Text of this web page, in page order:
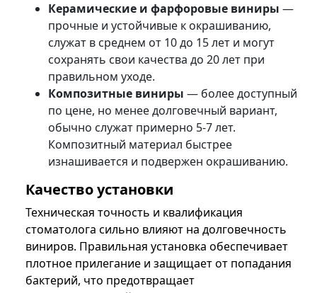
Керамические и фарфоровые виниры —
прочные и устойчивые к окрашиванию,
служат в среднем от 10 до 15 лет и могут
сохранять свои качества до 20 лет при
правильном уходе.
Композитные виниры — более доступный
по цене, но менее долговечный вариант,
обычно служат примерно 5-7 лет.
Композитный материал быстрее
изнашивается и подвержен окрашиванию.
Качество установки
Техническая точность и квалификация
стоматолога сильно влияют на долговечность
виниров. Правильная установка обеспечивает
плотное прилегание и защищает от попадания
бактерий, что предотвращает